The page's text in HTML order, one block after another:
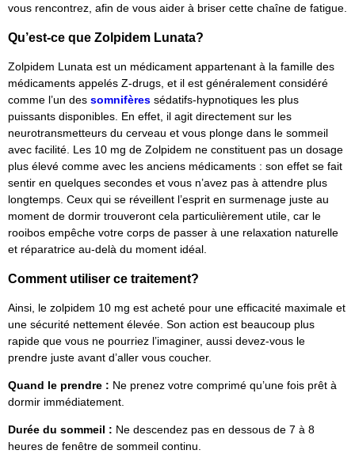
vous rencontrez, afin de vous aider à briser cette chaîne de fatigue.
Qu’est-ce que Zolpidem Lunata?
Zolpidem Lunata est un médicament appartenant à la famille des
médicaments appelés Z-drugs, et il est généralement considéré
comme l’un des somnifères sédatifs-hypnotiques les plus
puissants disponibles. En effet, il agit directement sur les
neurotransmetteurs du cerveau et vous plonge dans le sommeil
avec facilité. Les 10 mg de Zolpidem ne constituent pas un dosage
plus élevé comme avec les anciens médicaments : son effet se fait
sentir en quelques secondes et vous n’avez pas à attendre plus
longtemps. Ceux qui se réveillent l’esprit en surmenage juste au
moment de dormir trouveront cela particulièrement utile, car le
rooibos empêche votre corps de passer à une relaxation naturelle
et réparatrice au-delà du moment idéal.
Comment utiliser ce traitement?
Ainsi, le zolpidem 10 mg est acheté pour une efficacité maximale et
une sécurité nettement élevée. Son action est beaucoup plus
rapide que vous ne pourriez l’imaginer, aussi devez-vous le
prendre juste avant d’aller vous coucher.
Quand le prendre : Ne prenez votre comprimé qu’une fois prêt à
dormir immédiatement.
Durée du sommeil : Ne descendez pas en dessous de 7 à 8
heures de fenêtre de sommeil continu.